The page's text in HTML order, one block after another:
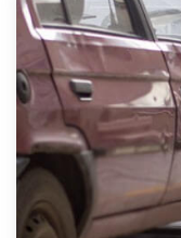
verkopen en op te
Ophaaldienst van
auto gratis
contact op of
direct een
aanvragen? Dat
kenteken in en